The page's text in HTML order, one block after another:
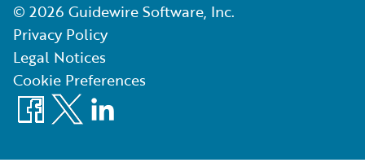
© 2026 Guidewire Software, Inc.
Privacy Policy
Legal Notices
Cookie Preferences
Facebook
X LinkedIn